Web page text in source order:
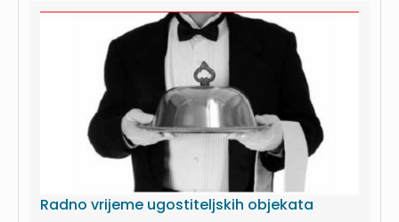
Radno vrijeme ugostiteljskih objekata